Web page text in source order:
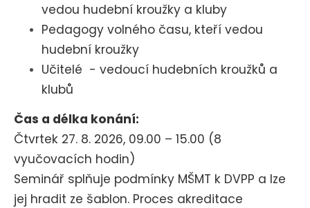
vedou hudební kroužky a kluby
Pedagogy volného času, kteří vedou
hudební kroužky
Učitelé - vedoucí hudebních kroužků a
klubů
Čas a délka konání:
Čtvrtek 27. 8. 2026, 09.00 – 15.00 (8
vyučovacích hodin)
Seminář splňuje podmínky MŠMT k DVPP a lze
jej hradit ze šablon. Proces akreditace